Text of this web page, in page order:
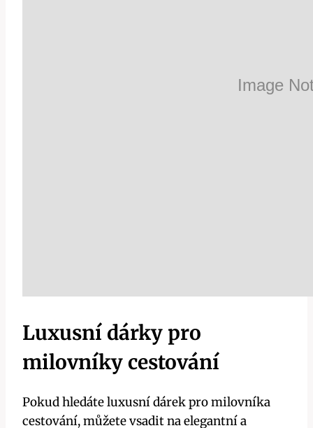
Luxusní dárky pro
milovníky cestování
Pokud hledáte luxusní dárek pro milovníka
cestování, můžete vsadit na elegantní a